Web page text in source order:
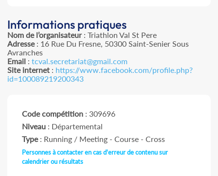
Informations pratiques
Nom de l’organisateur: Triathlon Val St Pere
Adresse: 16 Rue Du Fresne, 50300 Saint-Senier Sous
Avranches
Email : tcval.secretariat@gmail.com
Site internet : https://www.facebook.com/profile.php?
id=100089219200343
Code compétition : 309696
Niveau : Départemental
Type: Running / Meeting - Course - Cross
Personnes à contacter en cas d'erreur de contenu sur
calendrier ou résultats